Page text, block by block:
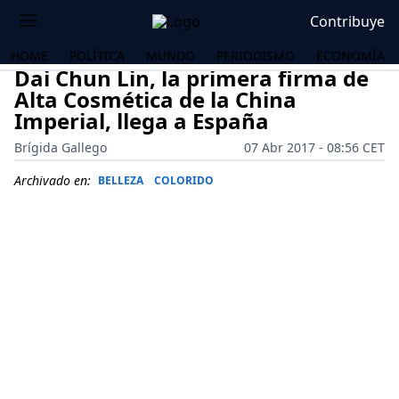
Contribuye
HOME POLÍTICA MUNDO PERIODISMO ECONOMÍA
Dai Chun Lin, la primera firma de
Alta Cosmética de la China
Imperial, llega a España
Brígida Gallego
07 Abr 2017 - 08:56 CET
Archivado en: BELLEZA COLORIDO